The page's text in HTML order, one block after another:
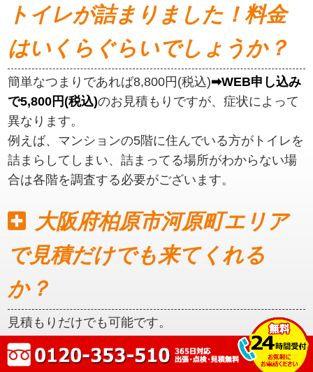
トイレが詰まりました！料金
はいくらぐらいでしょうか？
簡単なつまりであれば8,800円(税込)➡WEB申し込み
で5,800円(税込)のお見積もりですが、症状によって
異なります。
例えば、マンションの5階に住んでいる方がトイレを
詰まらしてしまい、詰まってる場所がわからない場
合は各階を調査する必要がございます。
大阪府柏原市河原町エリア
で見積だけでも来てくれる
か？
見積もりだけでも可能です。
初めに見積もりをご提示いたしますので、ご納得い
ただいてからの作業となります。